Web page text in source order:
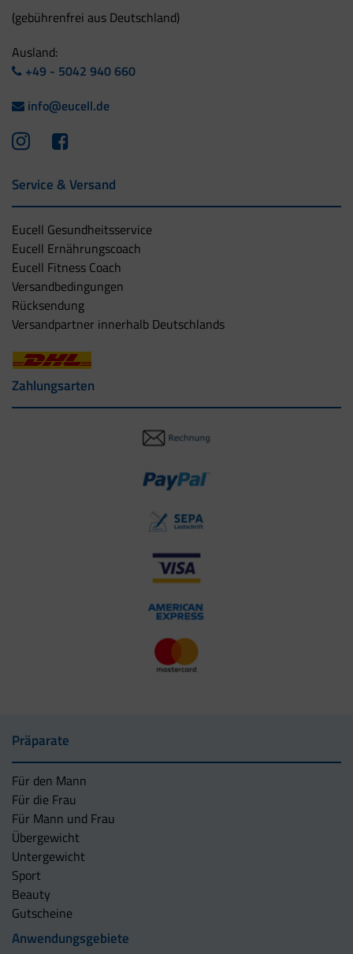
(gebührenfrei aus Deutschland)
Ausland:
+49 - 5042 940 660
info@eucell.de
Service & Versand
Eucell Gesundheitsservice
Eucell Ernährungscoach
Eucell Fitness Coach
Versandbedingungen
Rücksendung
Versandpartner innerhalb Deutschlands
Zahlungsarten
Präparate
Für den Mann
Für die Frau
Für Mann und Frau
Übergewicht
Untergewicht
Sport
Beauty
Gutscheine
Anwendungsgebiete